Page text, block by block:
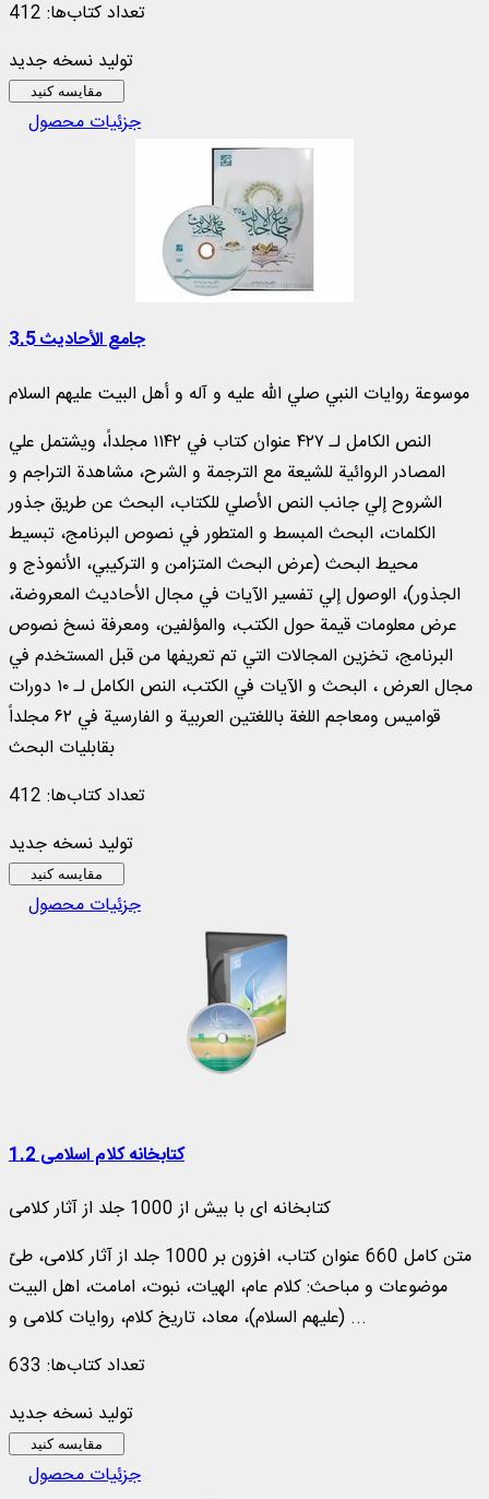
تعداد کتاب‌ها: 412
تولید نسخه جدید
مقایسه کنید
جزئیات محصول
جامع الأحاديث 3.5
موسوعة روايات النبي صلي الله عليه و آله و أهل البيت عليهم السلام
النص الكامل لـ ۴۲۷ عنوان كتاب في ۱۱۴۲ مجلداً، ويشتمل علي
المصادر الروائية للشيعة مع الترجمة و الشرح، مشاهدة التراجم و
الشروح إلي جانب النص الأصلي للكتاب، البحث عن طريق جذور
الكلمات، البحث المبسط و المتطور في نصوص البرنامج، تبسيط
محيط البحث (عرض البحث المتزامن و التركيبي، الأنموذج و
الجذور)، الوصول إلي تفسير الآيات في مجال الأحاديث المعروضة،
عرض معلومات قيمة حول الكتب، والمؤلفين، ومعرفة نسخ نصوص
البرنامج، تخزين المجالات التي تم تعريفها من قبل المستخدم في
مجال العرض ، البحث و الآيات في الكتب، النص الكامل لـ ۱۰ دورات
قواميس ومعاجم اللغة باللغتين العربية و الفارسية في ۶۲ مجلداً
بقابليات البحث
تعداد کتاب‌ها: 412
تولید نسخه جدید
مقایسه کنید
جزئیات محصول
کتابخانه کلام اسلامی 1.2
کتابخانه ای با بیش از 1000 جلد از آثار کلامی
متن کامل 660 عنوان کتاب، افزون بر 1000 جلد از آثار کلامی، طیّ
موضوعات و مباحث: کلام عام، الهیات، نبوت، امامت، اهل البیت
(علیهم السلام)، معاد، تاریخ کلام، روایات کلامی و ...
تعداد کتاب‌ها: 633
تولید نسخه جدید
مقایسه کنید
جزئیات محصول